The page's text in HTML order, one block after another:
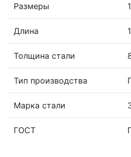
Размеры
Длина
Толщина стали
Тип производства
Марка стали
ГОСТ